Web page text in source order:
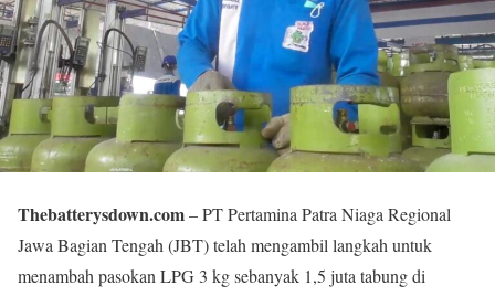
Thebatterysdown.com– PT Pertamina Patra Niaga Regional
Jawa Bagian Tengah (JBT) telah mengambil langkah untuk
menambah pasokan LPG 3 kg sebanyak 1,5 juta tabung di